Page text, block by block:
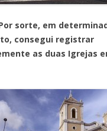
em determinado
consegui registrar
as duas Igrejas